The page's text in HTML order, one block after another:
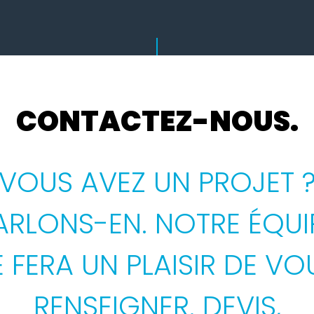
CONTACTEZ-NOUS.
AVEZ UN PROJET ?
EN. NOTRE
FERA UN PLAISIR DE